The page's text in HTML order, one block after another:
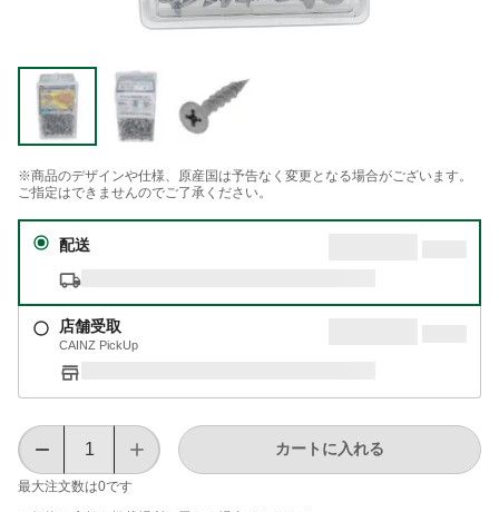
※商品のデザインや仕様、原産国は予告なく変更となる場合がございます。
ご指定はできませんのでご了承ください。
配送
店舗受取
CAINZ PickUp
最大注文数は0です
カートに入れる